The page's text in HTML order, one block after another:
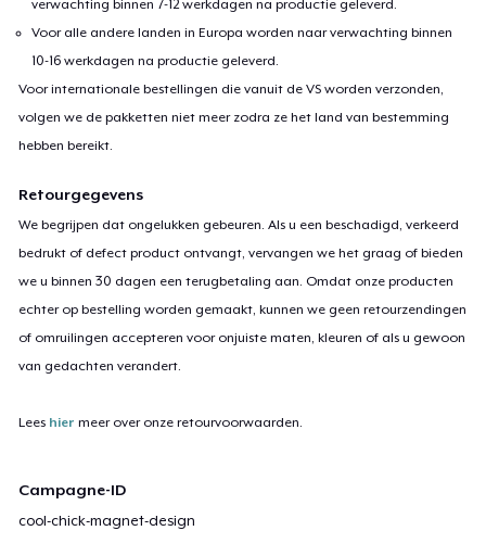
verwachting binnen 7-12 werkdagen na productie geleverd.
Voor alle andere landen in Europa worden naar verwachting binnen
10-16 werkdagen na productie geleverd.
Voor internationale bestellingen die vanuit de VS worden verzonden,
volgen we de pakketten niet meer zodra ze het land van bestemming
hebben bereikt.
Retourgegevens
We begrijpen dat ongelukken gebeuren. Als u een beschadigd, verkeerd
bedrukt of defect product ontvangt, vervangen we het graag of bieden
we u binnen 30 dagen een terugbetaling aan. Omdat onze producten
echter op bestelling worden gemaakt, kunnen we geen retourzendingen
of omruilingen accepteren voor onjuiste maten, kleuren of als u gewoon
van gedachten verandert.
Lees hier meer over onze retourvoorwaarden.
Campagne-ID
cool-chick-magnet-design